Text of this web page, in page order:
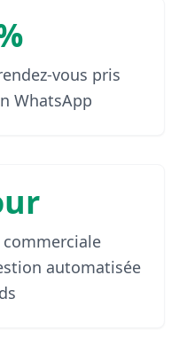
vous pris
WhatsApp
automatisée